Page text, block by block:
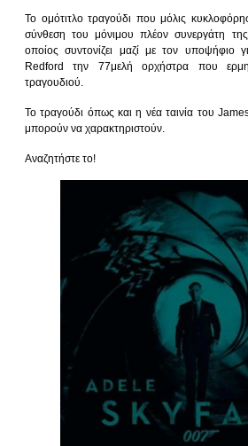
Το ομότιτλο τραγούδι που μόλις
σύνθεση του μόνιμου πλέον συνεργάτη
οποίος συντονίζει μαζί με τον υποψήφιο
Redford την 77μελή ορχήστρα που
τραγουδιού.
To τραγούδι όπως και η νέα ταινία του
μπορούν να χαρακτηριστούν.
Αναζητήστε το!